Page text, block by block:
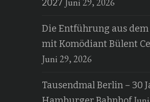
2027
Die Entführung aus
mit Komödiant Bülent
Juni 29, 2026
Tausendmal Berlin – 30